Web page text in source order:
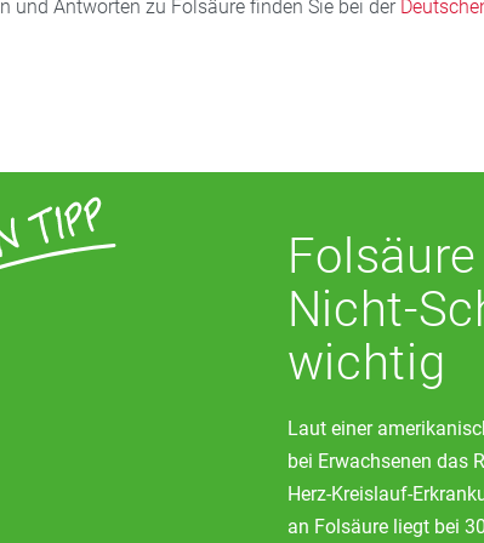
im Körper in die aktive Form, das Methylfolat,
mit 5-Methylfolat, das der Körper direkt verwerten
und Antworten zu Folsäure finden Sie bei der
Nicht-
wichtig
Laut einer
bei Erwachsenen das
Herz-Kreislauf-
an Folsäure liegt bei